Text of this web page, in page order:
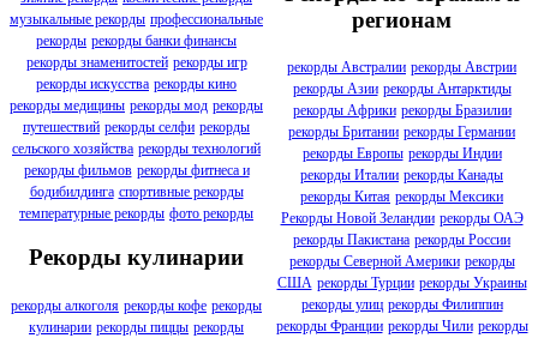
музыкальные рекорды профессиональные
рекорды рекорды банки финансы
рекорды знаменитостей рекорды игр
рекорды искусства рекорды кино
рекорды медицины рекорды мод рекорды
путешествий рекорды селфи рекорды
сельского хозяйства рекорды технологий
рекорды фильмов рекорды фитнеса и
бодибилдинга спортивные рекорды
температурные рекорды фото рекорды
Рекорды кулинарии
рекорды алкоголя рекорды кофе рекорды
кулинарии рекорды пиццы рекорды
регионам
рекорды Австралии рекорды Австрии
рекорды Азии рекорды Антарктиды
рекорды Африки рекорды Бразилии
рекорды Британии рекорды Германии
рекорды Европы рекорды Индии
рекорды Италии рекорды Канады
рекорды Китая рекорды Мексики
Рекорды Новой Зеландии рекорды ОАЭ
рекорды Пакистана рекорды России
рекорды Северной Америки рекорды
США рекорды Турции рекорды Украины
рекорды улиц рекорды Филиппин
рекорды Франции рекорды Чили рекорды